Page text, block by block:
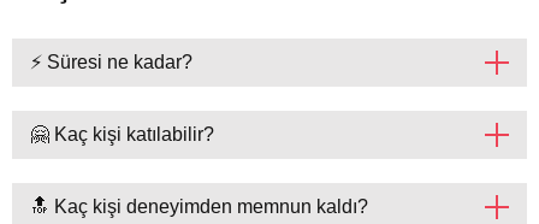
⚡ Süresi ne kadar?
🤗 Kaç kişi katılabilir?
🔝 Kaç kişi deneyimden memnun kaldı?